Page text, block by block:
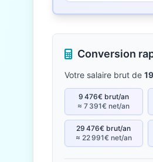
Conversion
Votre salaire brut de
9 476€ brut/an
≈ 7 391€ net/an
29 476€ brut/an
≈ 22 991€ net/an